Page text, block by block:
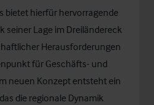
bietet hierfür hervorragende
seiner Lage im Dreiländereck
Herausforderungen
für Geschäfts- und
neuen Konzept entsteht ein
die regionale Dynamik